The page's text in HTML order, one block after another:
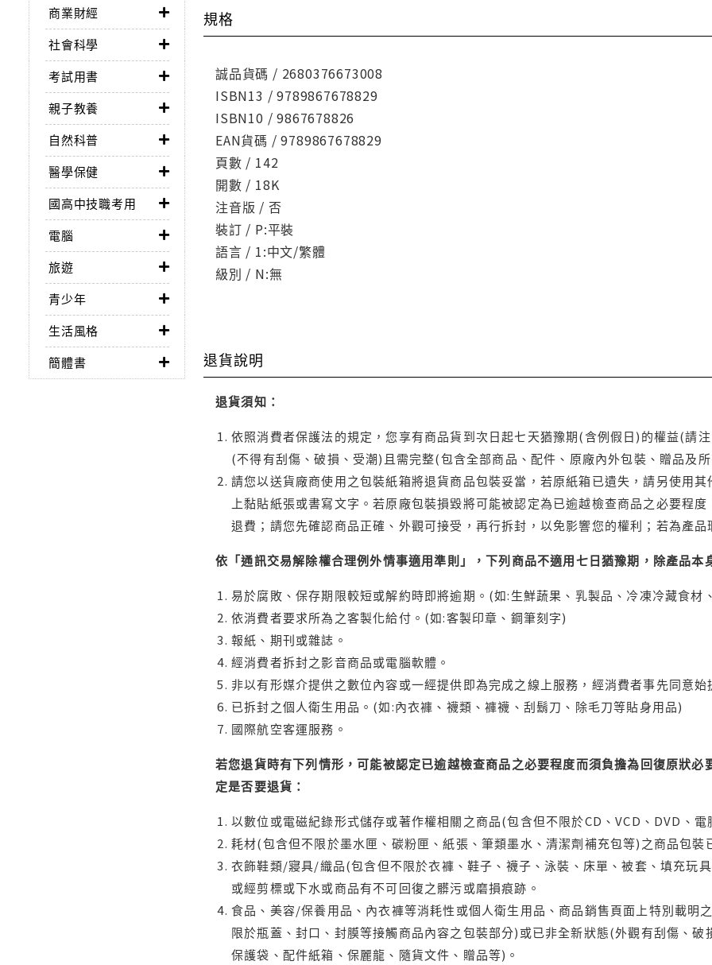
商業財經
社會科學
考試用書
親子教養
自然科普
醫學保健
國高中技職考用
電腦
旅遊
青少年
生活風格
簡體書
規格
誠品貨碼 / 2680376673008
ISBN13 / 9789867678829
ISBN10 / 9867678826
EAN貨碼 / 9789867678829
頁數 / 142
開數 / 18K
注音版 / 否
裝訂 / P:平裝
語言 / 1:中文/繁體
級別 / N:無
退貨說明
退貨須知：
依照消費者保護法的規定，您享有商品貨到次日起七天猶豫期(含例假日)的權益(請
(不得有刮傷、破損、受潮)且需完整(包含全部商品、配件、原廠內外包裝、贈品及
請您以送貨廠商使用之包裝紙箱將退貨商品包裝妥當，若原紙箱已遺失，請另使用
上黏貼紙張或書寫文字。若原廠包裝損毀將可能被認定為已逾越檢查商品之必要程
退費；請您先確認商品正確、外觀可接受，再行拆封，以免影響您的權利；若為產
依「通訊交易解除權合理例外情事適用準則」，下列商品不適用七日猶豫期，除產品本
易於腐敗、保存期限較短或解約時即將逾期。(如:生鮮蔬果、乳製品、冷凍冷藏食材
依消費者要求所為之客製化給付。(如:客製印章、鋼筆刻字)
報紙、期刊或雜誌。
經消費者拆封之影音商品或電腦軟體。
非以有形媒介提供之數位內容或一經提供即為完成之線上服務，經消費者事先同意
已拆封之個人衛生用品。(如:內衣褲、襪類、褲襪、刮鬍刀、除毛刀等貼身用品)
國際航空客運服務。
若您退貨時有下列情形，可能被認定已逾越檢查商品之必要程度而須負擔為回復原狀
定是否要退貨：
以數位或電磁紀錄形式儲存或著作權相關之商品(包含但不限於CD、VCD、DVD、
耗材(包含但不限於墨水匣、碳粉匣、紙張、筆類墨水、清潔劑補充包等)之商品包
衣飾鞋類/寢具/織品(包含但不限於衣褲、鞋子、襪子、泳裝、床單、被套、填充玩
或經剪標或下水或商品有不可回復之髒污或磨損痕跡。
食品、美容/保養用品、內衣褲等消耗性或個人衛生用品、商品銷售頁面上特別載明
限於瓶蓋、封口、封膜等接觸商品內容之包裝部分)或已非全新狀態(外觀有刮傷、
保護袋、配件紙箱、保麗龍、隨貨文件、贈品等)。